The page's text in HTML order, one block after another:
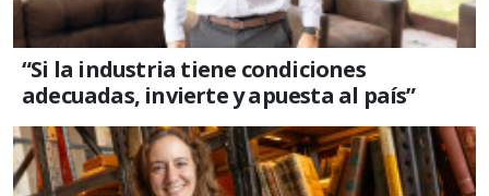
“Si la industria tiene condiciones
adecuadas, invierte y apuesta al país”